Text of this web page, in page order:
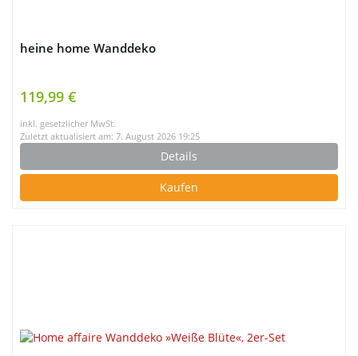
heine home Wanddeko
119,99 €
inkl. gesetzlicher MwSt.
Zuletzt aktualisiert am: 7. August 2026 19:25
Details
Kaufen